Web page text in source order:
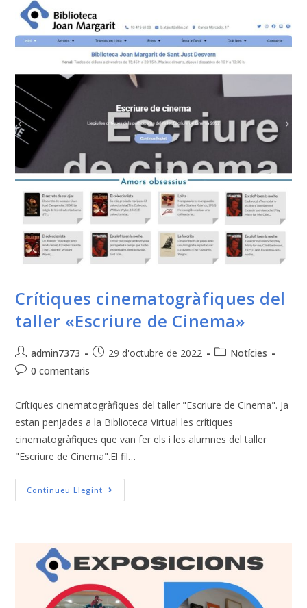
Crítiques cinematogràfiques del
taller «Escriure de Cinema»
admin7373 29 d'octubre de 2022
Notícies
0 comentaris
Crítiques cinematogràfiques del taller "Escriure de Cinema". Ja
estan penjades a la Biblioteca Virtual les crítiques
cinematogràfiques que van fer els i les alumnes del taller
"Escriure de Cinema".El fil…
Continueu Llegint